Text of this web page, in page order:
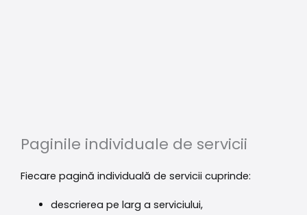
Paginile individuale de servicii
Fiecare pagină individuală de servicii cuprinde:
descrierea pe larg a serviciului,